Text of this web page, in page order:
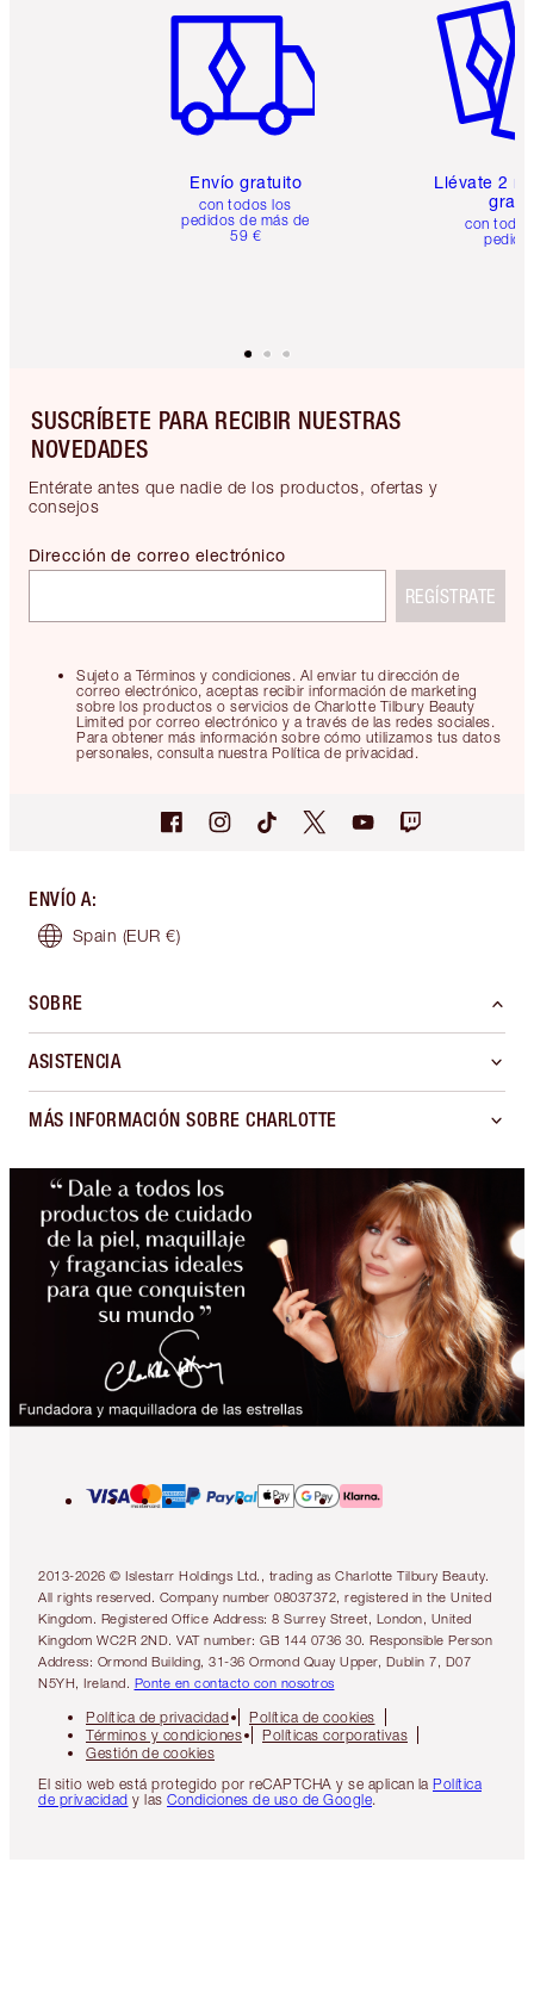
Envío gratuito
con todos los
pedidos de más de
59 €
Llévate 2
gratis
con
SUSCRÍBETE PARA RECIBIR NUESTRAS
NOVEDADES
Entérate antes que nadie de los productos, ofertas y
consejos
Sujeto a Términos y condiciones. Al enviar tu dirección de
correo electrónico, aceptas recibir información de marketing
sobre los productos o servicios de Charlotte Tilbury Beauty
Limited por correo electrónico y a través de las redes sociales.
Para obtener más información sobre cómo utilizamos tus datos
personales, consulta nuestra Política de privacidad.
Dirección de correo electrónico
REGÍSTRATE
ENVÍO A:
Spain (EUR €)
SOBRE
ASISTENCIA
MÁS INFORMACIÓN SOBRE CHARLOTTE
2013-2026 © Islestarr Holdings Ltd., trading as Charlotte Tilbury Beauty.
All rights reserved. Company number 08037372, registered in the United
Kingdom. Registered Office Address: 8 Surrey Street, London, United
Kingdom WC2R 2ND. VAT number: GB 144 0736 30. Responsible Person
Address: Ormond Building, 31-36 Ormond Quay Upper, Dublin 7, D07
N5YH, Ireland.
Ponte en contacto con nosotros
Política de privacidad
Política de cookies
Términos y condiciones
Políticas corporativas
Gestión de cookies
El sitio web está protegido por reCAPTCHA y se aplican la Política
de privacidad y las Condiciones de uso de Google.